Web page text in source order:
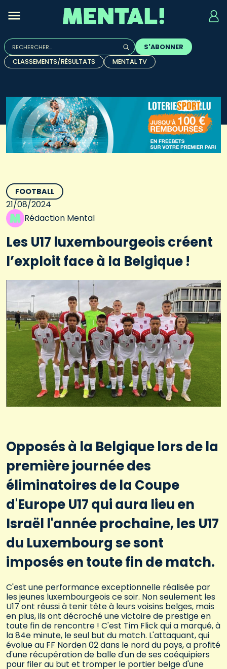
Rechercher :
Quand les résultats de l'auto-complétion sont
S'ABONNER
CLASSEMENTS/RÉSULTATS
MENTAL TV
FOOTBALL
21/08/2024
Rédaction Mental
Les U17 luxembourgeois créent
l’exploit face à la Belgique !
Opposés à la Belgique lors de la
première journée des
éliminatoires de la Coupe
d'Europe U17 qui aura lieu en
Israël l'année prochaine, les U17
du Luxembourg se sont
imposés en toute fin de match.
C'est une performance exceptionnelle réalisée par
les jeunes luxembourgeois ce soir. Non seulement les
U17 ont réussi à tenir tête à leurs voisins belges, mais
en plus, ils ont décroché une victoire de prestige en
toute fin de rencontre ! C'est Tim Flick qui a marqué, à
la 84e minute, le seul but du match. L'attaquant, qui
évolue au FF Norden 02 dans le nord du pays, a profité
d'une récupération de balle d'un de ses coéquipiers
pour filer au but et tromper le portier belge d'une